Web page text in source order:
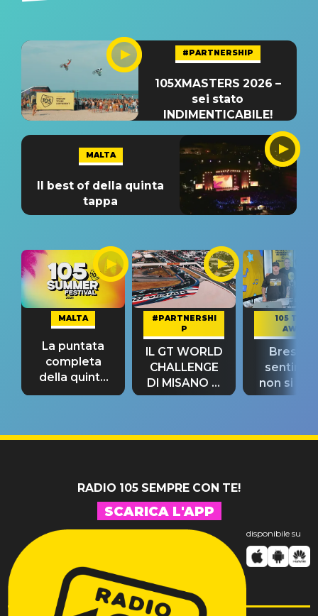
#PARTNERSHIP
105XMASTERS 2026 –
sei stato
INDIMENTICABILE!
MALTA
Il best of della quinta
tappa
MALTA
La puntata
completa
della quinta
tappa
#PARTNERSHI
P
IL GT WORLD
CHALLENGE
DI MISANO si
riconferma
105 TAKE
AWAY
Bresh:
non si
fino alla
RADIO 105 SEMPRE CON TE!
SCARICA L'APP
disponibile su